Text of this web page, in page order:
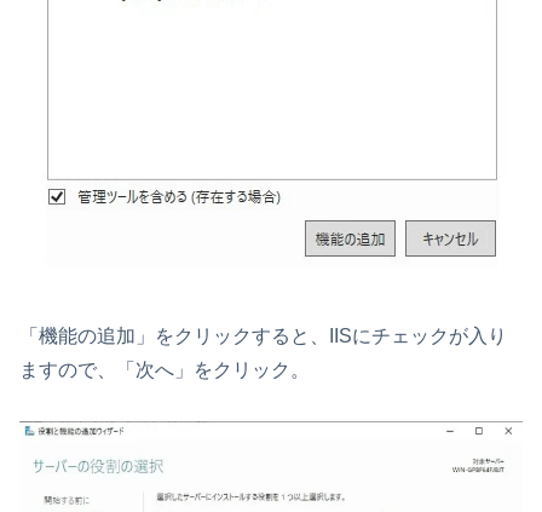
「機能の追加」をクリックすると、IISにチェックが入り
ますので、「次へ」をクリック。